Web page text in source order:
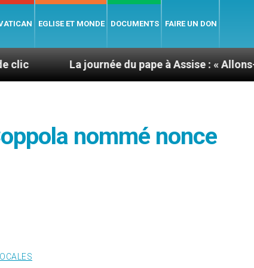
EGLISE ET MONDE DOCUMENTS FAIRE UN DON
La journée du pape à Assise : « Allons-y ! Let’s go ! »
nommé nonce